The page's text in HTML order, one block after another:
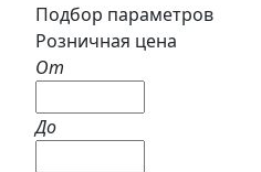
Подбор параметров
Розничная цена
От
До